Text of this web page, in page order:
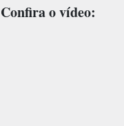
Confira o vídeo: